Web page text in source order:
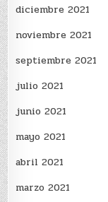
diciembre 2021
noviembre 2021
septiembre 2021
julio 2021
junio 2021
mayo 2021
abril 2021
marzo 2021